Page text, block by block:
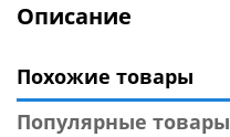
Описание
Похожие товары
Популярные товары